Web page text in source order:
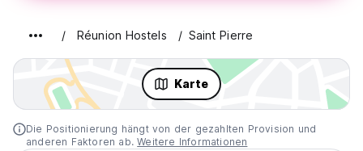
Réunion Hostels Saint Pierre
Karte
Die Positionierung hängt von der gezahlten Provision und
anderen Faktoren ab.Weitere Informationen